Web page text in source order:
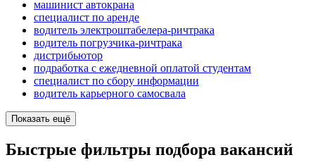
машинист автокрана
специалист по аренде
водитель электроштабелера-ричтрака
водитель погрузчика-ричтрака
дистрибьютор
подработка с ежедневной оплатой студентам
специалист по сбору информации
водитель карьерного самосвала
Показать ещё
Быстрые фильтры подбора вакансий